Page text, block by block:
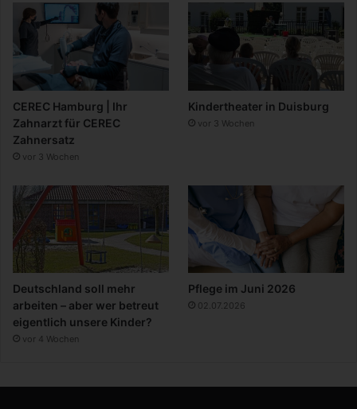
CEREC Hamburg | Ihr
Zahnarzt für CEREC
Zahnersatz
vor 3 Wochen
Kindertheater in Duisburg
vor 3 Wochen
Deutschland soll mehr
arbeiten – aber wer betreut
eigentlich unsere Kinder?
vor 4 Wochen
Pflege im Juni 2026
02.07.2026